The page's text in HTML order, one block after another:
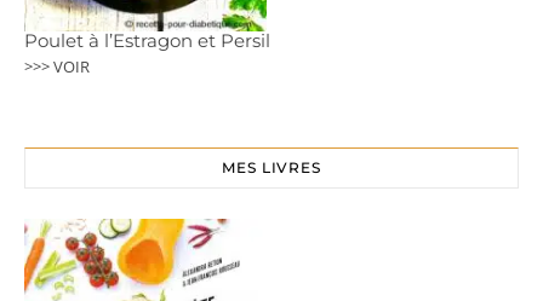
Poulet à l’Estragon et Persil
>>> VOIR
MES LIVRES